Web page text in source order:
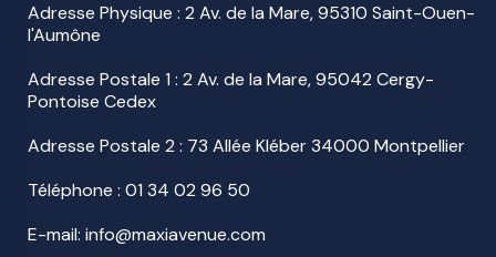
Adresse Physique : 2 Av. de la Mare, 95310 Saint-Ouen-
l'Aumône
Adresse Postale 1 : 2 Av. de la Mare, 95042 Cergy-
Pontoise Cedex
Adresse Postale 2 : 73 Allée Kléber 34000 Montpellier
Téléphone : 01 34 02 96 50
E-mail: info@maxiavenue.com